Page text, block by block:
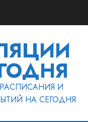
И
НА СЕГОДНЯ